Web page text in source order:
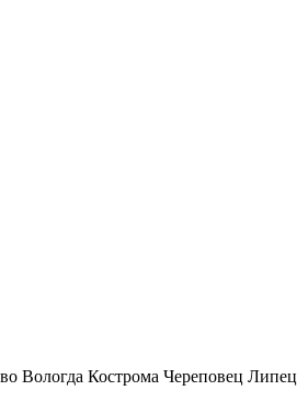
Вологда Кострома Череповец